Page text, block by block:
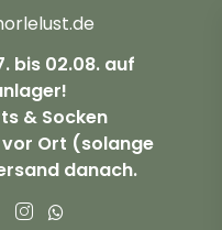
bis 02.08. auf
& Socken
Ort (solange
danach.